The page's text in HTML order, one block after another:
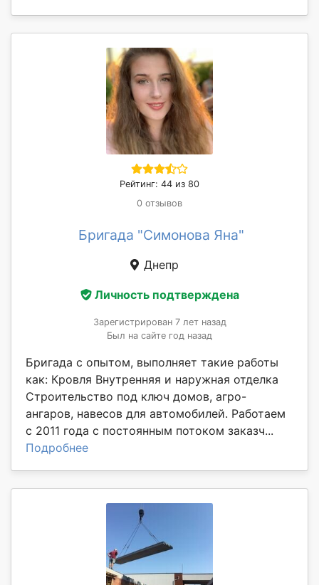
Рейтинг: 44 из 80
0 отзывов
Бригада "Симонова Яна"
Днепр
Личность подтверждена
Зарегистрирован 7 лет назад
Был на сайте год назад
Бригада с опытом, выполняет такие работы
как: Кровля Внутренняя и наружная отделка
Строительство под ключ домов, агро-
ангаров, навесов для автомобилей. Работаем
с 2011 года с постоянным потоком заказч...
Подробнее